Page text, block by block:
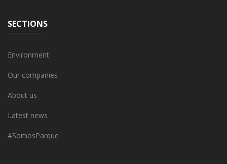
SECTIONS
Environment
Our companies
About us
Latest news
#SomosParque